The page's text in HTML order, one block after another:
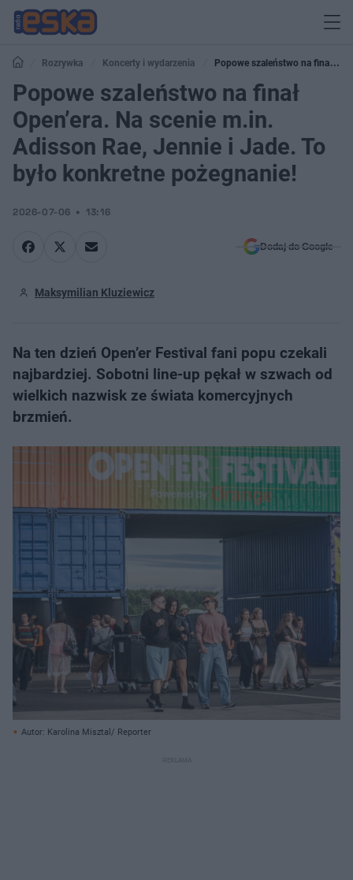
Rozrywka Koncerty i wydarzenia
Popowe szaleństwo na finał
Open’era. Na scenie m.in. Adisson Rae, Jennie i Jade. To było konkretne
pożegnanie!
Popowe szaleństwo na finał
Open’era. Na scenie m.in.
Adisson Rae, Jennie i Jade. To
było konkretne pożegnanie!
2026-07-06 13:16
Dodaj do Google
Maksymilian Kluziewicz
Na ten dzień Open’er Festival fani popu czekali
najbardziej. Sobotni line-up pękał w szwach od
wielkich nazwisk ze świata komercyjnych
brzmień.
Autor: Karolina Misztal/ Reporter